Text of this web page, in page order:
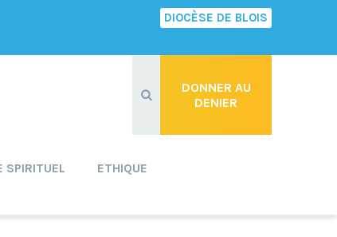
DIOCÈSE DE BLOIS
DONNER AU
DENIER
SPIRITUEL ETHIQUE